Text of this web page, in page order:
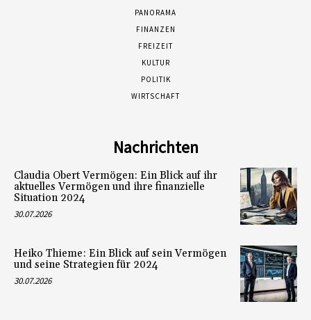
PANORAMA
FINANZEN
FREIZEIT
KULTUR
POLITIK
WIRTSCHAFT
Nachrichten
Claudia Obert Vermögen: Ein Blick auf ihr
aktuelles Vermögen und ihre finanzielle
Situation 2024
30.07.2026
Heiko Thieme: Ein Blick auf sein Vermögen
und seine Strategien für 2024
30.07.2026